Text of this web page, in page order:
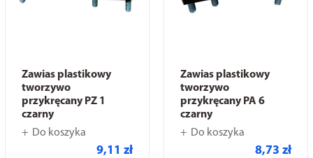
Zawias plastikowy
tworzywo
przykręcany PZ 1
czarny
Do koszyka
9,11 zł
Zawias plastikowy
tworzywo
przykręcany PA 6
czarny
Do koszyka
8,73 zł